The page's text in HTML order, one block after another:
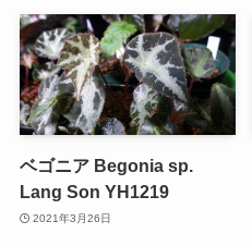
ベゴニア Begonia sp.
Lang Son YH1219
2021年3月26日